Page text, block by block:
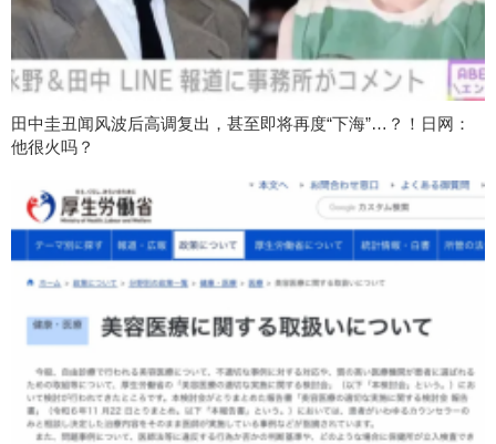
田中圭丑闻风波后高调复出，甚至即将再度“下海”…？！日网：
他很火吗？